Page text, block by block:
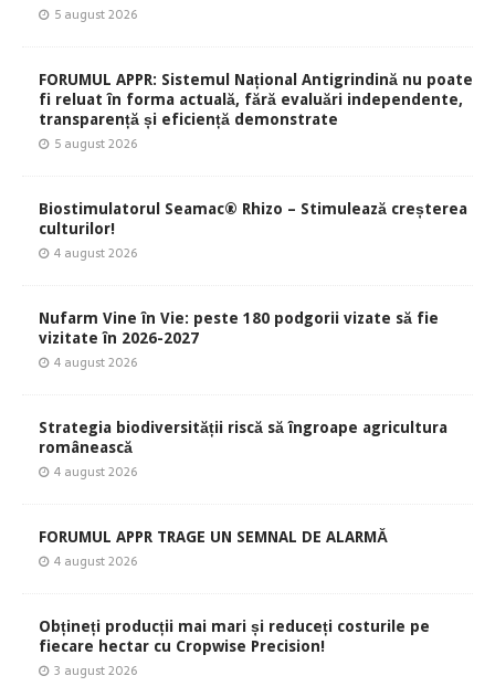
5 august 2026
FORUMUL APPR: Sistemul Național Antigrindină nu poate
fi reluat în forma actuală, fără evaluări independente,
transparență și eficiență demonstrate
5 august 2026
Biostimulatorul Seamac® Rhizo – Stimulează creșterea
culturilor!
4 august 2026
Nufarm Vine în Vie: peste 180 podgorii vizate să fie
vizitate în 2026-2027
4 august 2026
Strategia biodiversității riscă să îngroape agricultura
românească
4 august 2026
FORUMUL APPR TRAGE UN SEMNAL DE ALARMĂ
4 august 2026
Obțineți producții mai mari și reduceți costurile pe
fiecare hectar cu Cropwise Precision!
3 august 2026